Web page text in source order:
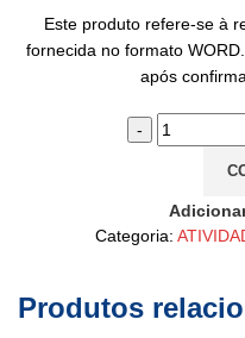
Este produto refere-se à
fornecida no formato
após
Categoria:
Produtos